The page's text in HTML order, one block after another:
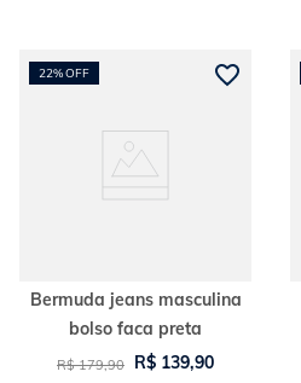
22%OFF
Bermuda jeans masculina
bolso faca preta
R$ 179,90 R$ 139,90